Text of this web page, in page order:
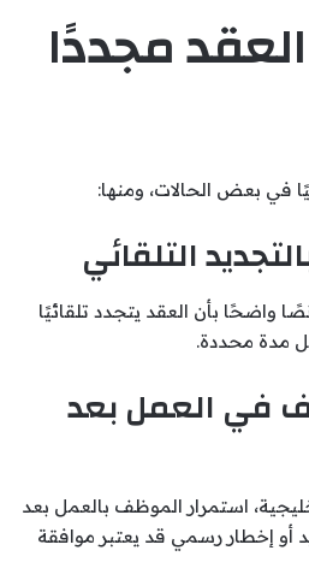
مجددًا
في بعض الحالات، ومنها:
التلقائي
واضحًا بأن العقد يتجدد تلقائيًا
مدة محددة.
في العمل بعد
استمرار الموظف بالعمل بعد
أو إخطار رسمي قد يعتبر موافقة